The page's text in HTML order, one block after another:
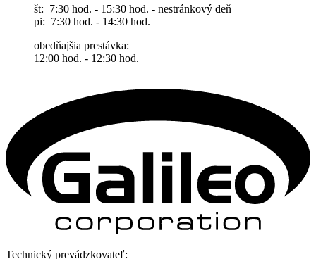
št: 7:30 hod. - 15:30 hod. - nestránkový deň
pi: 7:30 hod. - 14:30 hod.
obedňajšia prestávka:
12:00 hod. - 12:30 hod.
Technický prevádzkovateľ: